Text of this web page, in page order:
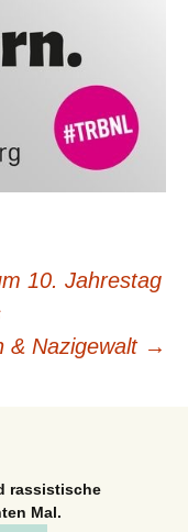
10. Jahrestag
& Nazigewalt →
rassistische
Mal.